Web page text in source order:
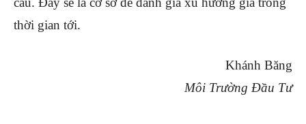
thời gian tới.
Khánh Băng
Môi Trường Đầu Tư